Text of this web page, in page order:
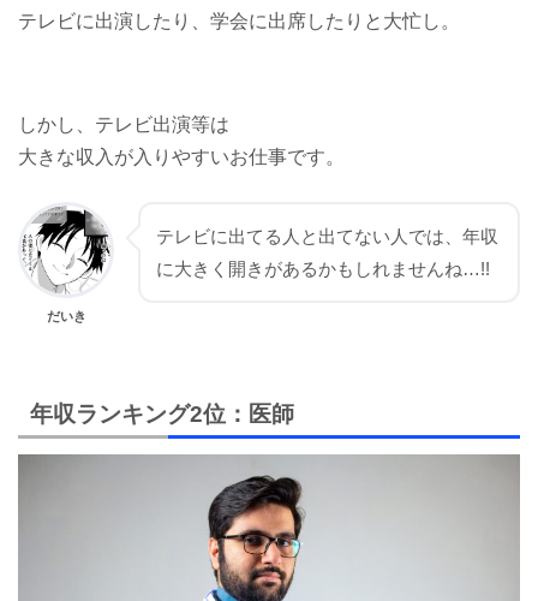
テレビに出演したり、学会に出席したりと大忙し。
しかし、テレビ出演等は
大きな収入が入りやすいお仕事です。
だいき
テレビに出てる人と出てない人では、年収
に大きく開きがあるかもしれませんね…!!
年収ランキング2位：医師